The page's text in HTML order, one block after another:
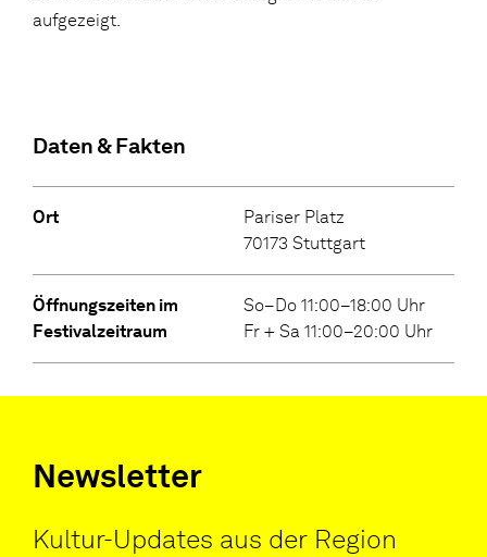
aufgezeigt.
Daten & Fakten
Ort
Pariser Platz
70173 Stuttgart
Öffnungszeiten im
Festivalzeitraum
So–Do 11:00–18:00 Uhr
Fr + Sa 11:00–20:00 Uhr
Newsletter
Kultur-Updates aus der Region